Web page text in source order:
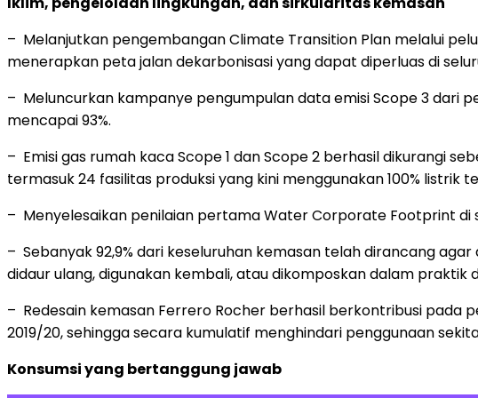
– Melanjutkan pengembangan Climate Transition Plan melalui
menerapkan peta jalan dekarbonisasi yang dapat diperluas di
– Meluncurkan kampanye pengumpulan data emisi Scope 3 dari
mencapai 93%.
– Emisi gas rumah kaca Scope 1 dan Scope 2 berhasil dikurangi
termasuk 24 fasilitas produksi yang kini menggunakan 100% listrik
– Menyelesaikan penilaian pertama Water Corporate Footprint
– Sebanyak 92,9% dari keseluruhan kemasan telah dirancang
didaur ulang, digunakan kembali, atau dikomposkan dalam praktik
– Redesain kemasan Ferrero Rocher berhasil berkontribusi pada
2019/20, sehingga secara kumulatif menghindari penggunaan
Konsumsi yang bertanggung jawab